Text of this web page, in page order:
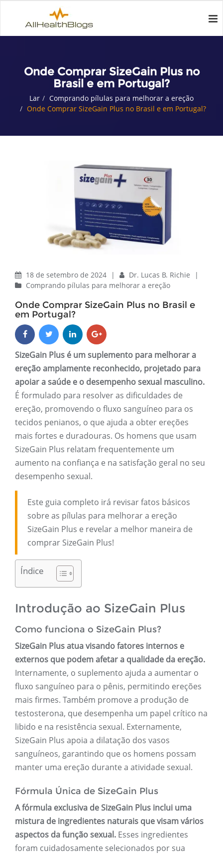
Onde Comprar SizeGain Plus no
Brasil e em Portugal?
Lar
Comprando pílulas para melhorar a ereção
Onde Comprar SizeGain Plus no Brasil e em Portugal?
18 de setembro de 2024 | Dr. Lucas B. Richie
|
Comprando pílulas para melhorar a ereção
Onde Comprar SizeGain Plus no Brasil e
em Portugal?
SizeGain Plus é um suplemento para melhorar a
ereção amplamente reconhecido, projetado para
apoiar a saúde e o desempenho sexual masculino.
É formulado para resolver as dificuldades de
ereção, promovendo o fluxo sanguíneo para os
tecidos penianos, o que ajuda a obter ereções
mais fortes e duradouras. Os homens que usam
SizeGain Plus relatam frequentemente um
aumento na confiança e na satisfação geral no seu
desempenho sexual.
Este guia completo irá revisar fatos básicos
sobre as pílulas para melhorar a ereção
SizeGain Plus e revelar a melhor maneira de
comprar SizeGain Plus!
Índice
Introdução ao SizeGain Plus
Como funciona o SizeGain Plus?
SizeGain Plus atua visando fatores internos e
externos que podem afetar a qualidade da ereção.
Internamente, o suplemento ajuda a aumentar o
fluxo sanguíneo para o pênis, permitindo ereções
mais firmes. Também promove a produção de
testosterona, que desempenha um papel crítico na
libido e na resistência sexual. Externamente,
SizeGain Plus apoia a dilatação dos vasos
sanguíneos, garantindo que os homens possam
manter uma ereção durante a atividade sexual.
Fórmula Única de SizeGain Plus
A fórmula exclusiva de SizeGain Plus inclui uma
mistura de ingredientes naturais que visam vários
aspectos da função sexual. Esses ingredientes
foram cuidadosamente selecionados por sua